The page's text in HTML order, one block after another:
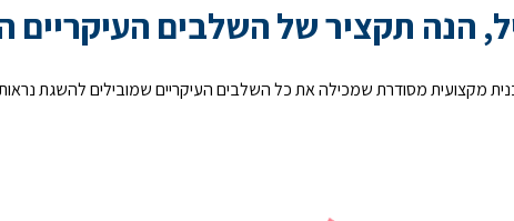
הנה תקציר של השלבים העיקריים
מקצועית מסודרת שמכילה את כל השלבים העיקריים שמובילים להשגת